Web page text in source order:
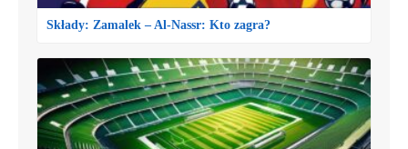
Składy: Zamalek – Al-Nassr: Kto zagra?